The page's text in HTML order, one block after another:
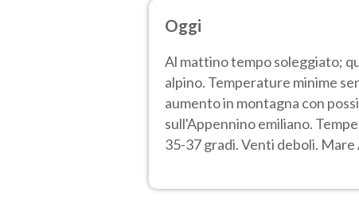
Oggi
Al mattino tempo soleggiato;
alpino. Temperature minime
aumento in montagna con
sull'Appennino emiliano.
35-37 gradi. Venti deboli. Mare